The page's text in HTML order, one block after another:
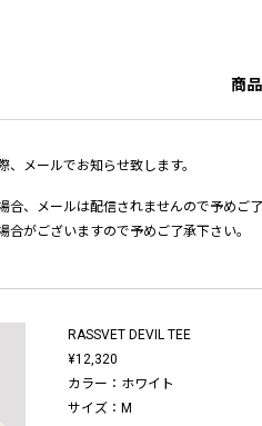
商
、メールでお知らせ致します。
合、メールは配信されませんので予めご
合がございますので予めご了承下さい。
RASSVET DEVIL TEE
¥12,320
カラー：ホワイト
サイズ：M